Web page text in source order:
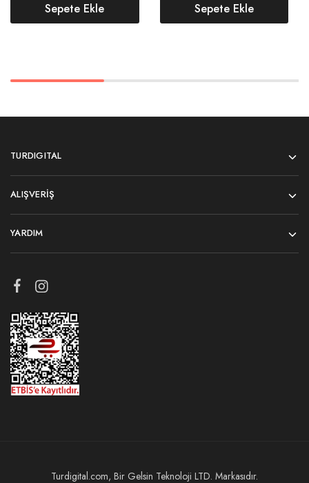
Sepete Ekle Sepete Ekle
TURDIGITAL
ALIŞVERIŞ
YARDIM
Turdigital.com, Bir Gelsin Teknoloji LTD. Markasıdır.